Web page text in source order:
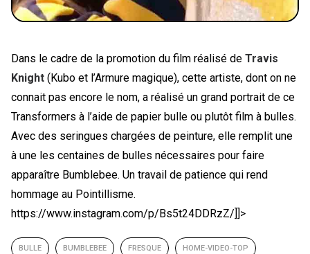
Dans le cadre de la promotion du film réalisé de Travis
Knight (Kubo et l’Armure magique), cette artiste, dont on ne
connait pas encore le nom, a réalisé un grand portrait de ce
Transformers à l’aide de papier bulle ou plutôt film à bulles.
Avec des seringues chargées de peinture, elle remplit une
à une les centaines de bulles nécessaires pour faire
apparaître Bumblebee. Un travail de patience qui rend
hommage au Pointillisme.
https://www.instagram.com/p/Bs5t24DDRzZ/]]>
BULLE BUMBLEBEE FRESQUE HOME-VIDEO-TOP